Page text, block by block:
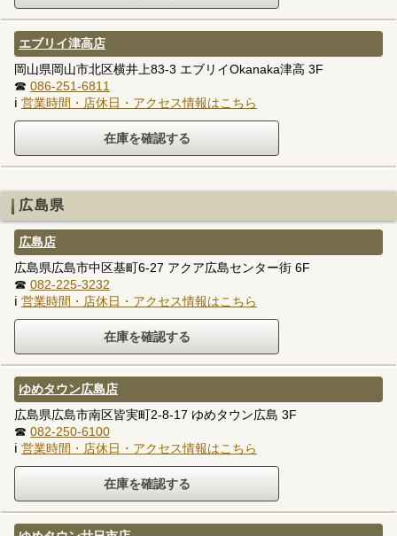
エブリイ津高店
岡山県岡山市北区横井上83-3 エブリイOkanaka津高 3F
☎ 086-251-6811
ℹ 営業時間・店休日・アクセス情報はこちら
広島県
広島店
広島県広島市中区基町6-27 アクア広島センター街 6F
☎ 082-225-3232
ℹ 営業時間・店休日・アクセス情報はこちら
ゆめタウン広島店
広島県広島市南区皆実町2-8-17 ゆめタウン広島 3F
☎ 082-250-6100
ℹ 営業時間・店休日・アクセス情報はこちら